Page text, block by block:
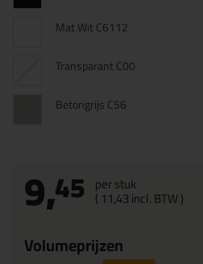
Mat Wit C6112
Transparant C00
Betongrijs C56
9,45 per stuk
( 11,43incl. BTW )
Volumeprijzen